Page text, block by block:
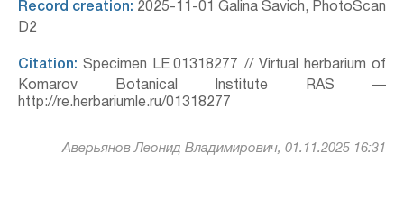
Record creation: 2025-11-01 Galina Savich, PhotoScan
D2
Citation: Specimen LE 01318277 // Virtual herbarium of
Komarov Botanical Institute RAS —
http://re.herbariumle.ru/01318277
Аверьянов Леонид Владимирович, 01.11.2025 16:31